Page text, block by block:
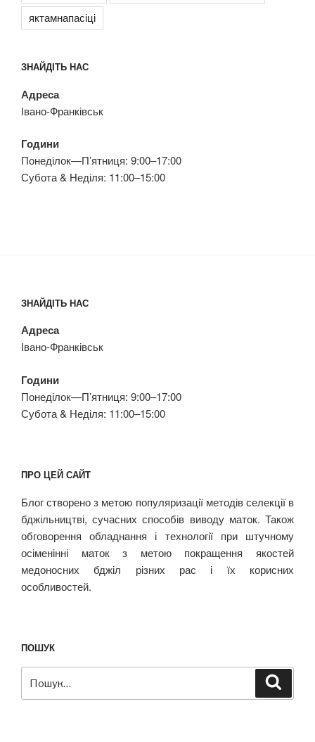
яктамнапасіці
ЗНАЙДІТЬ НАС
Адреса
Івано-Франківськ
Години
Понеділок—П’ятниця: 9:00–17:00
Субота & Неділя: 11:00–15:00
ЗНАЙДІТЬ НАС
Адреса
Івано-Франківськ
Години
Понеділок—П’ятниця: 9:00–17:00
Субота & Неділя: 11:00–15:00
ПРО ЦЕЙ САЙТ
Блог створено з метою популяризації методів селекції в
бджільництві, сучасних способів виводу маток. Також
обговорення обладнання і технології при штучному
осіменінні маток з метою покращення якостей
медоносних бджіл різних рас і їх корисних
особливостей.
ПОШУК
за